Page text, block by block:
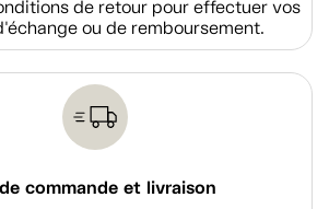
de retour pour effectuer vos
ou de remboursement.
commande et livraison